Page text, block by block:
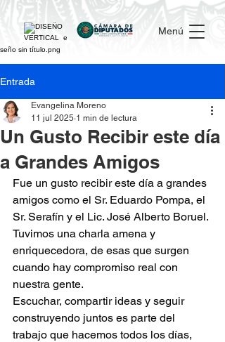
Menú
Entrada
Un Gusto Recibir este día
a Grandes Amigos
Evangelina Moreno
11 jul 2025 1 min de lectura
Fue un gusto recibir este día a grandes
amigos como el Sr. Eduardo Pompa, el
Sr. Serafín y el Lic. José Alberto Boruel.
Tuvimos una charla amena y
enriquecedora, de esas que surgen
cuando hay compromiso real con
nuestra gente.
Escuchar, compartir ideas y seguir
construyendo juntos es parte del
trabajo que hacemos todos los días,